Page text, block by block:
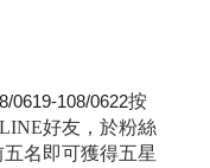
0619-108/0622按
好友，於粉絲
名即可獲得五星